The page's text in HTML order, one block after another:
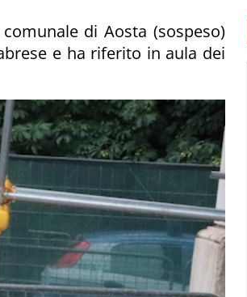
di Aosta (sospeso)
e ha riferito in aula dei